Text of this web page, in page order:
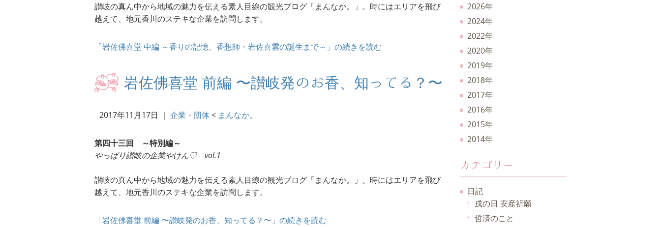
讃岐の真ん中から地域の魅力を伝える素人目線の観光ブログ「まんなか。」。時にはエリアを飛び
越えて、地元香川のステキな企業を訪問します。
「岩佐佛喜堂 中編 ～香りの記憶、香想師・岩佐喜雲の誕生まで～」の続きを読む
岩佐佛喜堂 前編 〜讃岐発のお香、知ってる？〜
2017年11月17日 ｜ 企業・団体< まんなか。
第四十三回 ～特別編～
やっぱり讃岐の企業やけん♡ vol.1
讃岐の真ん中から地域の魅力を伝える素人目線の観光ブログ「まんなか。」。時にはエリアを飛び
越えて、地元香川のステキな企業を訪問します。
「岩佐佛喜堂 前編 〜讃岐発のお香、知ってる？〜」の続きを読む
2026年
2024年
2022年
2020年
2019年
2018年
2017年
2016年
2015年
2014年
カテゴリー
日記
戌の日 安産祈願
哲済のこと